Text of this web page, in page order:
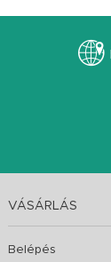
VÁSÁRLÁS
Belépés